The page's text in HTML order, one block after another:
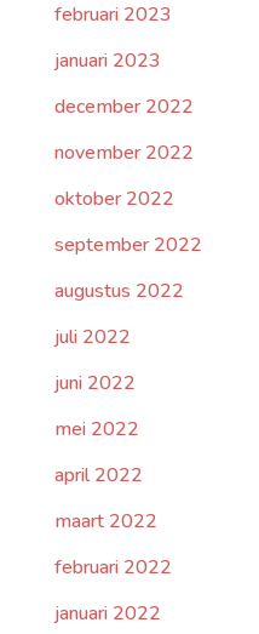
februari 2023
januari 2023
december 2022
november 2022
oktober 2022
september 2022
augustus 2022
juli 2022
juni 2022
mei 2022
april 2022
maart 2022
februari 2022
januari 2022